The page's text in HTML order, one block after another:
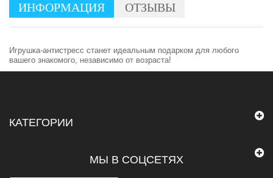
ИНФОРМАЦИЯ ОТЗЫВЫ
Игрушка-антистресс станет идеальным подарком для любого
вашего знакомого, независимо от возраста!
КАТЕГОРИИ
МЫ В СОЦСЕТЯХ